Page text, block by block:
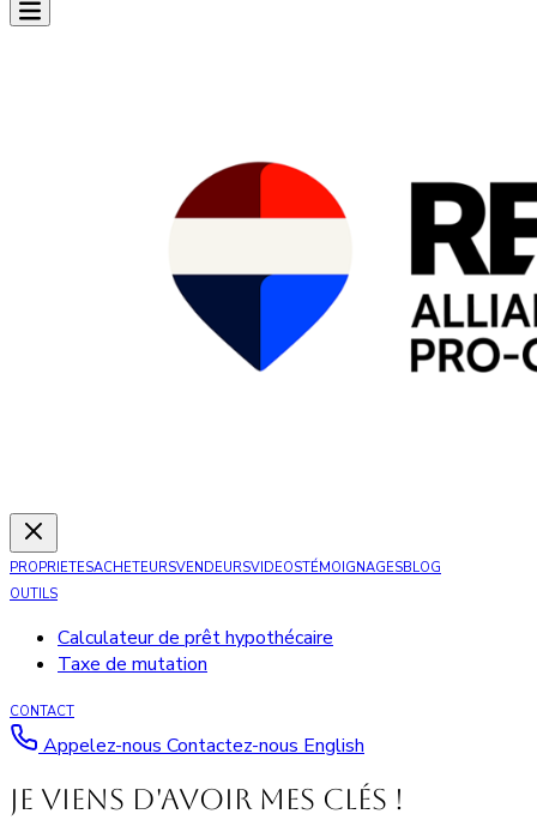
PROPRIETESACHETEURSVENDEURSVIDEOSTÉMOIGNAGESBLOG
OUTILS
Calculateur de prêt hypothécaire
Taxe de mutation
CONTACT
Appelez-nous Contactez-nous English
Je viens d'avoir mes clés !